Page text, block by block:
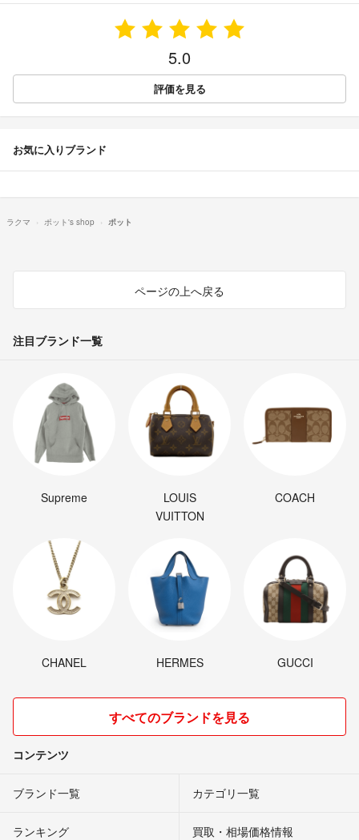
5.0
評価を見る
お気に入りブランド
ラクマ ポット's shop ポット
ページの上へ戻る
注目ブランド一覧
Supreme
LOUIS
VUITTON
COACH
CHANEL HERMES GUCCI
すべてのブランドを見る
コンテンツ
ブランド一覧 カテゴリ一覧
ランキング 買取・相場価格情報